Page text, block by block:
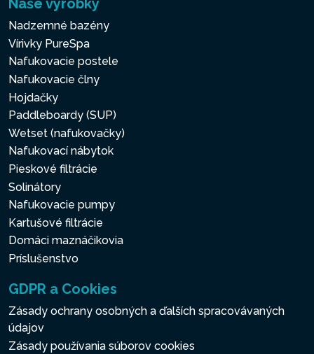
Naše výrobky
Nadzemné bazény
Vírivky PureSpa
Nafukovacie postele
Nafukovacie člny
Hojdačky
Paddleboardy (SUP)
Wetset (nafukovačky)
Nafukovací nábytok
Pieskové filtrácie
Solinátory
Nafukovacie pumpy
Kartušové filtrácie
Domáci maznáčikovia
Príslušenstvo
GDPR a Cookies
Zásady ochrany osobných a ďalších spracovávaných
údajov
Zásady používania súborov cookies